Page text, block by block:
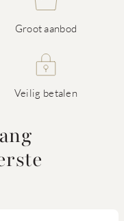
Groot aanbod
Veilig betalen